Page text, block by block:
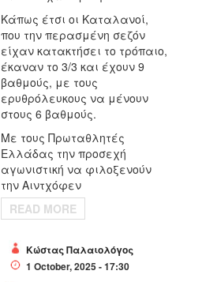
Κάπως έτσι οι Καταλανοί,
που την περασμένη σεζόν
είχαν κατακτήσει το τρόπαιο,
έκαναν το 3/3 και έχουν 9
βαθμούς, με τους
ερυθρόλευκους να μένουν
στους 6 βαθμούς.
Με τους Πρωταθλητές
Ελλάδας την προσεχή
αγωνιστική να φιλοξενούν
την Αιντχόφεν
READ MORE
Κώστας Παλαιολόγος
1 October, 2025 - 17:30